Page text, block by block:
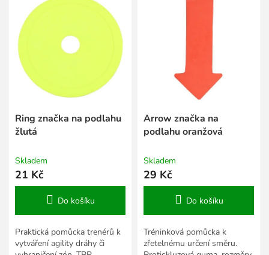
Ring značka na podlahu
žlutá
Skladem
21 Kč
Do košíku
Praktická pomůcka trenérů k
vytváření agility dráhy či
Arrow značka na
podlahu oranžová
Skladem
29 Kč
Do košíku
Tréninková pomůcka k
zřetelnému určení směru.